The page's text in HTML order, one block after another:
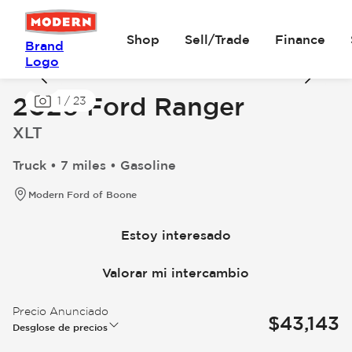
Brand
Logo
Shop Sell/Trade Finance
1 / 23
2026 Ford Ranger
XLT
Truck • 7 miles • Gasoline
Modern Ford of Boone
Estoy interesado
Valorar mi intercambio
Precio Anunciado
Desglose de precios $43,143